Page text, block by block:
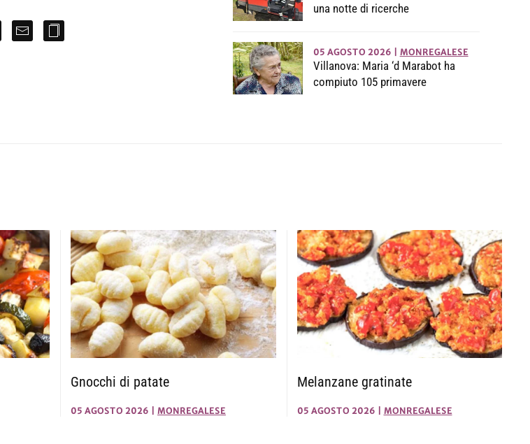
una notte di ricerche
05 AGOSTO 2026 MONREGALESE
Villanova: Maria ‘d Marabot ha
compiuto 105 primavere
Gnocchi di patate
05 AGOSTO 2026 MONREGALESE
Melanzane gratinate
05 AGOSTO 2026 MONREGALESE